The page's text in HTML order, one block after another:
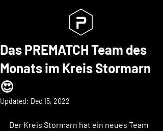
Das PREMATCH Team des
Monats im Kreis Stormarn
😍
Updated: Dec 15, 2022
Der Kreis Stormarn hat ein neues Team